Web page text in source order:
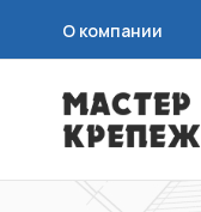
О компании